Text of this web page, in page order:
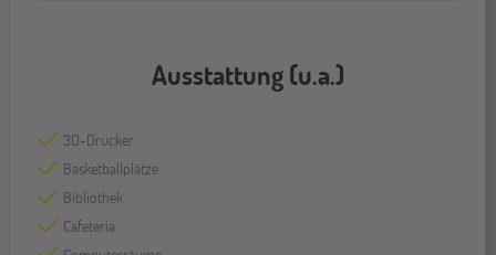
Ausstattung (u.a.)
3D-Drucker
Basketballplätze
Bibliothek
Cafeteria